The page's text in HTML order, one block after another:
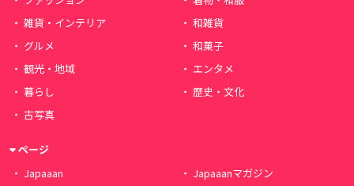
雑貨・インテリア
和雑貨
グルメ
和菓子
観光・地域
エンタメ
暮らし
歴史・文化
古写真
ページ
Japaaan
Japaaanマガジン